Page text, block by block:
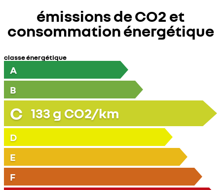
émissions de CO2 et
consommation énergétique
classe énergétique
A
B
C 133 g CO2/km
D
E
F